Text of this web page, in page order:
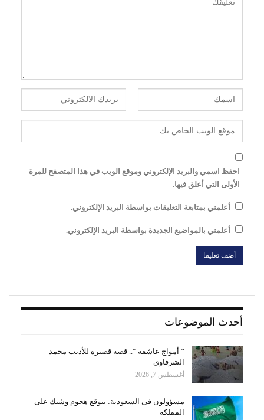
احفظ اسمي والبريد الإلكتروني وموقع الويب في هذا المتصفح للمرة
الأولى التي أعلق فيها.
أعلمني بمتابعة التعليقات بواسطة البريد الإلكتروني.
أعلمني بالمواضيع الجديدة بواسطة البريد الإلكتروني.
أحدث الموضوعات
” أمواج عاشقة “.. قصة قصيرة للأديب محمد
الشرقاوي
أغسطس 7, 2026
مسؤولون فى السعودية: نتوقع هجوم وشيك على
المملكة